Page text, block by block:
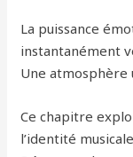
La puissance
instantanément
Une atmosphère
Ce chapitre
l’identité